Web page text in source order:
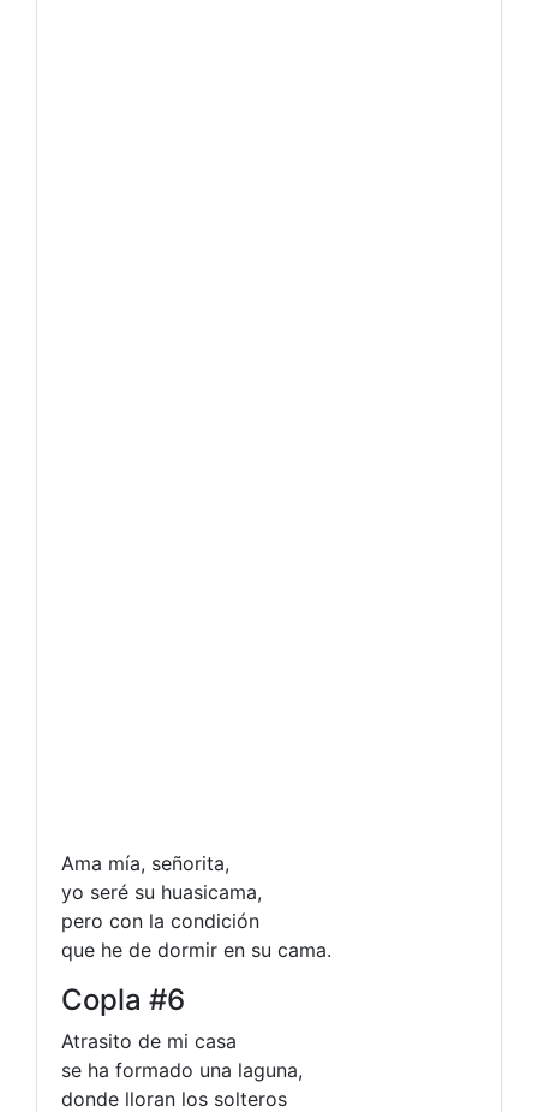
Ama mía, señorita,
yo seré su huasicama,
pero con la condición
que he de dormir en su cama.
Copla #6
Atrasito de mi casa
se ha formado una laguna,
donde lloran los solteros